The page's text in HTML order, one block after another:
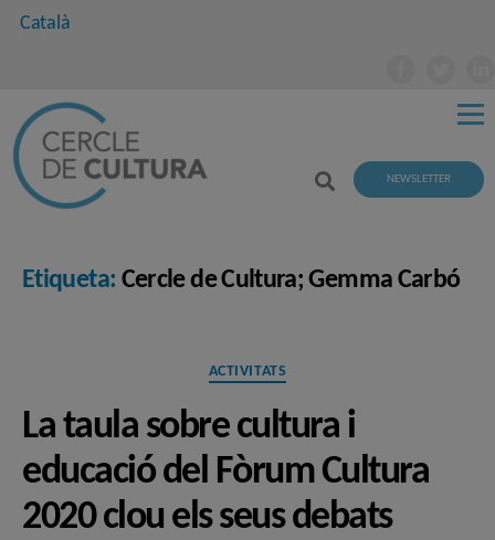
Català
NEWSLETTER
Etiqueta: Cercle de Cultura; Gemma Carbó
Categories
ACTIVITATS
La taula sobre cultura i
educació del Fòrum Cultura
2020 clou els seus debats